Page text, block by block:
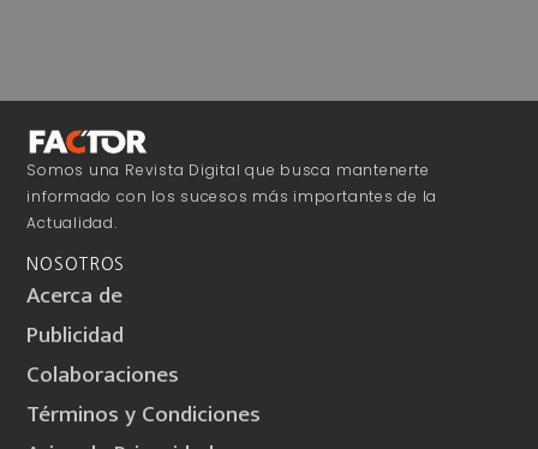
Somos una Revista Digital que busca mantenerte
informado con los sucesos más importantes de la
Actualidad.
NOSOTROS
Acerca de
Publicidad
Colaboraciones
Términos y Condiciones